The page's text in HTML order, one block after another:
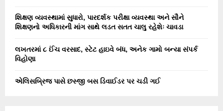
શિક્ષણ વ્યવસ્થામાં સુધારો, પારદર્શક પરીક્ષા વ્યવસ્થા અને સૌને
શિક્ષણનો અધિકારની માંગ સાથે લડત સતત ચાલુ રહેશેઃ ચાવડા
લખતરમાં ૮ ઈંચ વરસાદ, સ્ટેટ હાઇવે બંધ, અનેક ગામો બન્યા સંપર્ક
વિહોણા
એલિસબ્રિજ પાસે છસ્જી બસ ડિવાઈડર પર ચડી ગઈ